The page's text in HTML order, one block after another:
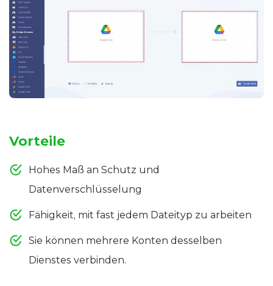
Vorteile
Hohes Maß an Schutz und
Datenverschlüsselung
Fähigkeit, mit fast jedem Dateityp zu arbeiten
Sie können mehrere Konten desselben
Dienstes verbinden.